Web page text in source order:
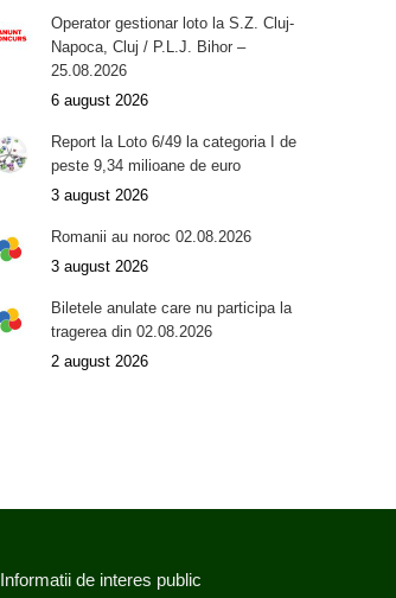
Operator gestionar loto la S.Z. Cluj-
Napoca, Cluj / P.L.J. Bihor –
25.08.2026
6 august 2026
Report la Loto 6/49 la categoria I de
peste 9,34 milioane de euro
3 august 2026
Romanii au noroc 02.08.2026
3 august 2026
Biletele anulate care nu participa la
tragerea din 02.08.2026
2 august 2026
Informatii de interes public